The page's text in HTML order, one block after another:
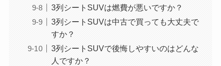
3列シートSUVは燃費が悪いですか？
3列シートSUVは中古で買っても大丈夫で
すか？
3列シートSUVで後悔しやすいのはどんな
人ですか？